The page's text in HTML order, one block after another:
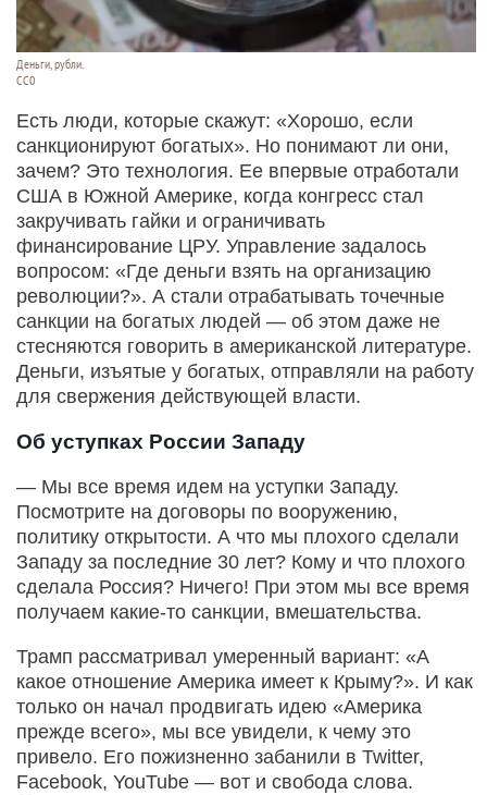
Деньги, рубли.
CC0
Есть люди, которые скажут: «Хорошо, если
санкционируют богатых». Но понимают ли они,
зачем? Это технология. Ее впервые отработали
США в Южной Америке, когда конгресс стал
закручивать гайки и ограничивать
финансирование ЦРУ. Управление задалось
вопросом: «Где деньги взять на организацию
революции?». А стали отрабатывать точечные
санкции на богатых людей — об этом даже не
стесняются говорить в американской литературе.
Деньги, изъятые у богатых, отправляли на работу
для свержения действующей власти.
Об уступках России Западу
— Мы все время идем на уступки Западу.
Посмотрите на договоры по вооружению,
политику открытости. А что мы плохого сделали
Западу за последние 30 лет? Кому и что плохого
сделала Россия? Ничего! При этом мы все время
получаем какие-то санкции, вмешательства.
Трамп рассматривал умеренный вариант: «А
какое отношение Америка имеет к Крыму?». И как
только он начал продвигать идею «Америка
прежде всего», мы все увидели, к чему это
привело. Его пожизненно забанили в Twitter,
Facebook, YouTube — вот и свобода слова.